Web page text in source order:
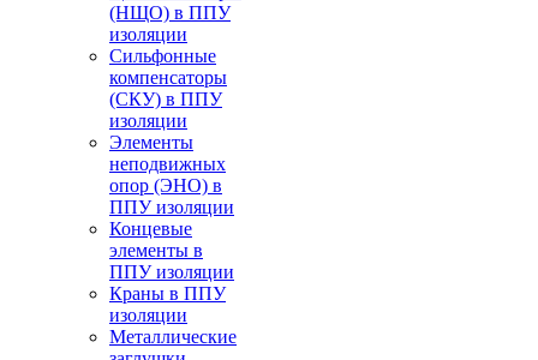
(НЩО) в ППУ
изоляции
Cильфонные
компенсаторы
(СКУ) в ППУ
изоляции
Элементы
неподвижных
опор (ЭНО) в
ППУ изоляции
Концевые
элементы в
ППУ изоляции
Краны в ППУ
изоляции
Металлические